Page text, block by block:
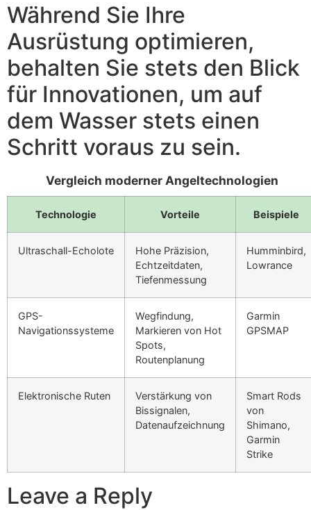
Während Sie Ihre
Ausrüstung optimieren,
behalten Sie stets den Blick
für Innovationen, um auf
dem Wasser stets einen
Schritt voraus zu sein.
Vergleich moderner Angeltechnologien
Technologie Vorteile Beispiele
Ultraschall-Echolote
Hohe Präzision,
Echtzeitdaten,
Tiefenmessung
Humminbird,
Lowrance
GPS-
Navigationssysteme
Wegfindung,
Markieren von Hot
Spots,
Routenplanung
Garmin
GPSMAP
Elektronische Ruten
Verstärkung von
Bissignalen,
Datenaufzeichnung
Smart Rods
von
Shimano,
Garmin
Strike
Leave a Reply